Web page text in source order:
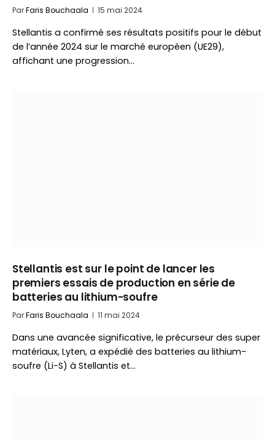
ParFaris Bouchaala 15 mai 2024
Stellantis a confirmé ses résultats positifs pour le début
de l’année 2024 sur le marché européen (UE29),
affichant une progression…
Stellantis est sur le point de lancer les
premiers essais de production en série de
batteries au lithium-soufre
ParFaris Bouchaala 11 mai 2024
Dans une avancée significative, le précurseur des super
matériaux, Lyten, a expédié des batteries au lithium-
soufre (Li-S) à Stellantis et…